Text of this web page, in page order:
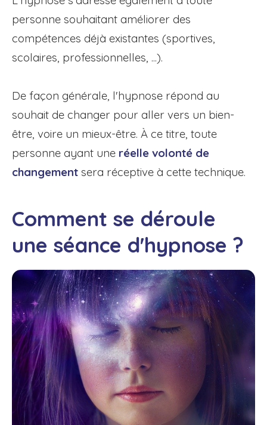
personne souhaitant améliorer des
compétences déjà existantes (sportives,
scolaires, professionnelles, ...).
De façon générale, l'hypnose répond au
souhait de changer pour aller vers un bien-
être, voire un mieux-être. À ce titre, toute
personne ayant une réelle volonté de
changement sera réceptive à cette technique.
Comment se déroule
une séance d'hypnose ?